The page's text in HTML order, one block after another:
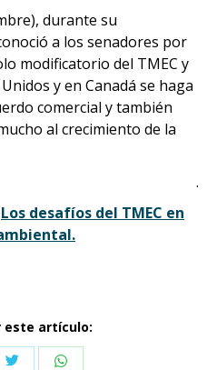
durante su
a los senadores por
modificatorio del TMEC y
y en Canadá se haga
comercial y también
al crecimiento de la
.
Los desafíos del TMEC en
este artículo:
CompartirCompartir